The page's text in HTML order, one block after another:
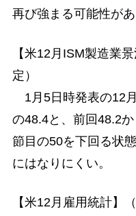
再び強まる可能性があ
【米12月ISM製造業
定）
1月5日時発表の12
の48.4と、前回48.2
節目の50を下回る状
にはなりにくい。
【米12月雇用統計】